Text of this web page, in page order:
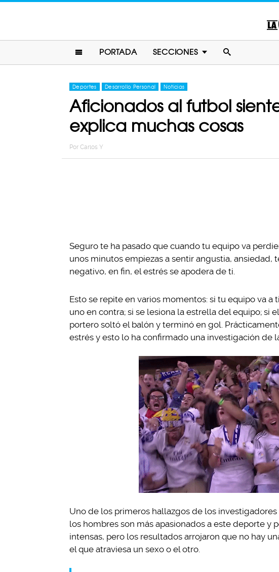
PORTADA SECCIONES
Deportes Desarrollo Personal Noticias
Aficionados al futbol
explica muchas cosas
Por Carlos Y
Seguro te ha pasado que cuando tu equipo va
unos minutos empiezas a sentir angustia, ansiedad,
negativo, en fin, el estrés se apodera de ti.
Esto se repite en varios momentos: si tu equipo va a
uno en contra; si se lesiona la estrella del equipo; si
portero soltó el balón y terminó en gol.
estrés y esto lo ha confirmado una investigación de
Uno de los primeros hallazgos de los
los hombres son más apasionados a este deporte y
intensas, pero los resultados arrojaron que no hay
el que atraviesa un sexo o el otro.